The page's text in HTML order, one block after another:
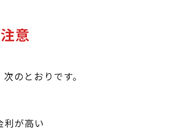
意
のとおりです。
が高い